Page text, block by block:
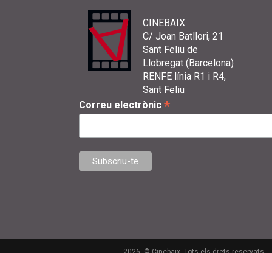
CINEBAIX
C/ Joan Batllori, 21
Sant Feliu de
Llobregat (Barcelona)
RENFE línia R1 i R4,
Sant Feliu
Correu electrònic *